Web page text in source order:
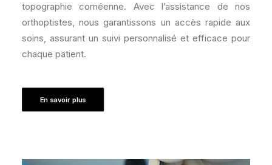
topographie cornéenne. Avec l’assistance de nos
orthoptistes, nous garantissons un accès rapide aux
soins, assurant un suivi personnalisé et efficace pour
chaque patient.
En savoir plus